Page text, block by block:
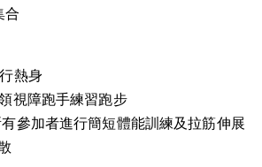
合
熱身
視障跑手練習跑步
參加者進行簡短體能訓練及拉筋伸展